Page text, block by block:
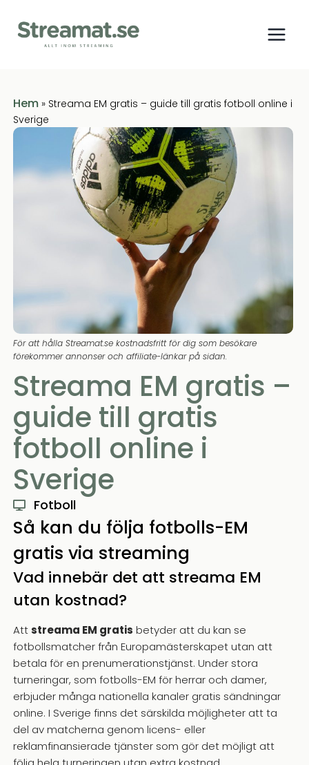
Hem» Streama EM gratis – guide till gratis fotboll online i
Sverige
För att hålla Streamat.se kostnadsfritt för dig som besökare
förekommer annonser och affiliate-länkar på sidan.
Streama EM gratis –
guide till gratis
fotboll online i
Sverige
Fotboll
Så kan du följa fotbolls-EM
gratis via streaming
Vad innebär det att streama EM
utan kostnad?
Attstreama EM gratis betyder att du kan se
fotbollsmatcher från Europamästerskapet utan att
betala för en prenumerationstjänst. Under stora
turneringar, som fotbolls-EM för herrar och damer,
erbjuder många nationella kanaler gratis sändningar
online. I Sverige finns det särskilda möjligheter att ta
del av matcherna genom licens- eller
reklamfinansierade tjänster som gör det möjligt att